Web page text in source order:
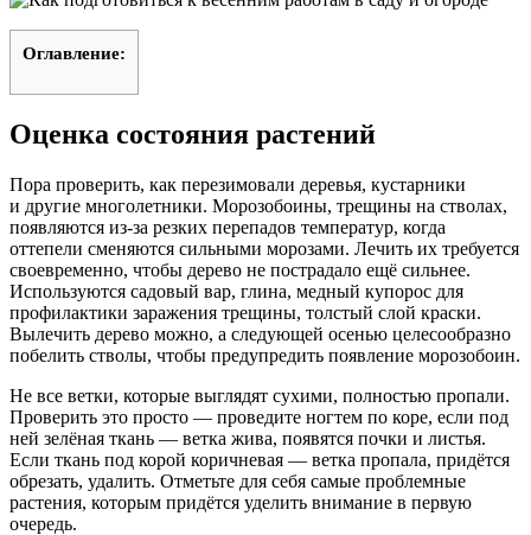
Оглавление:
Оценка состояния растений
Пора проверить, как перезимовали деревья, кустарники
и другие многолетники. Морозобоины, трещины на стволах,
появляются из-за резких перепадов температур, когда
оттепели сменяются сильными морозами. Лечить их требуется
своевременно, чтобы дерево не пострадало ещё сильнее.
Используются садовый вар, глина, медный купорос для
профилактики заражения трещины, толстый слой краски.
Вылечить дерево можно, а следующей осенью целесообразно
побелить стволы, чтобы предупредить появление морозобоин.
Не все ветки, которые выглядят сухими, полностью пропали.
Проверить это просто — проведите ногтем по коре, если под
ней зелёная ткань — ветка жива, появятся почки и листья.
Если ткань под корой коричневая — ветка пропала, придётся
обрезать, удалить. Отметьте для себя самые проблемные
растения, которым придётся уделить внимание в первую
очередь.